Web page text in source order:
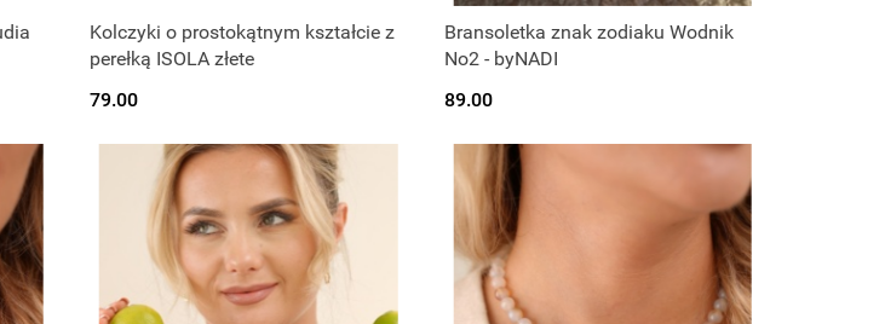
Kolczyki o prostokątnym kształcie z
perełką ISOLA złete
79.00
Bransoletka znak zodiaku Wodnik
No2 - byNADI
89.00